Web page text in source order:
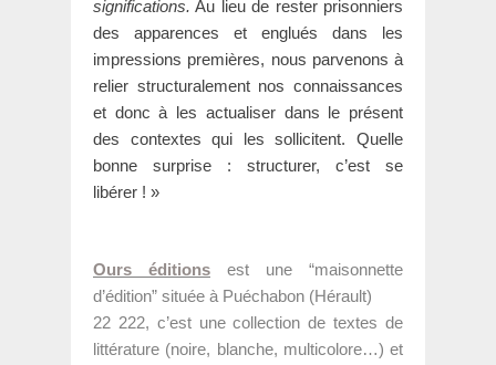
significations. Au lieu de rester prisonniers
des apparences et englués dans les
impressions premières, nous parvenons à
relier structuralement nos connaissances
et donc à les actualiser dans le présent
des contextes qui les sollicitent. Quelle
bonne surprise : structurer, c’est se
libérer ! »
Ours éditions est une “maisonnette
d’édition” située à Puéchabon (Hérault)
22 222, c’est une collection de textes de
littérature (noire, blanche, multicolore…) et